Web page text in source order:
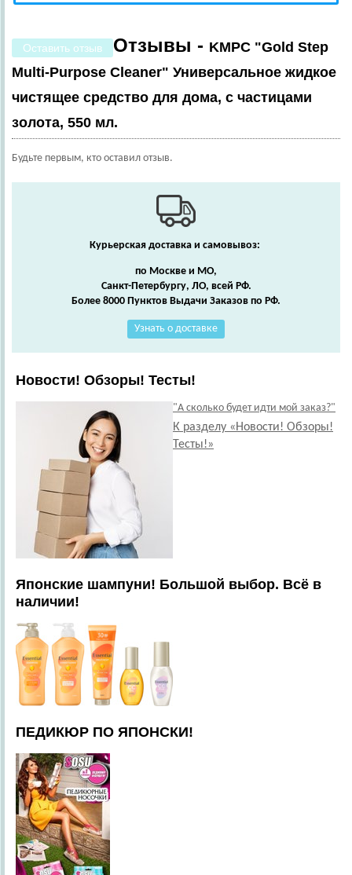
Оставить отзыв Отзывы - KMPC "Gold Step
Multi-Purpose Cleaner" Универсальное жидкое
чистящее средство для дома, с частицами
золота, 550 мл.
Будьте первым, кто оставил отзыв.
Курьерская доставка и самовывоз:
по Москве и МО,
Санкт-Петербургу, ЛО, всей РФ.
Более 8000 Пунктов Выдачи Заказов по РФ.
Узнать о доставке
Новости! Обзоры! Тесты!
"А сколько будет идти мой заказ?"
К разделу «Новости! Обзоры!
Тесты!»
Японские шампуни! Большой выбор. Всё в
наличии!
ПЕДИКЮР ПО ЯПОНСКИ!